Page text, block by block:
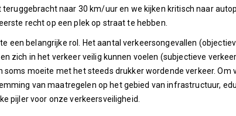
naar 30 km/uur en we kijken kritisch naar
recht op een plek op straat te hebben.
een belangrijke rol. Het aantal verkeersongevallen
zich in het verkeer veilig kunnen voelen (subjectieve
moeite met het steeds drukker wordende verkeer. Om
van maatregelen op het gebied van infrastructuur,
pijler voor onze verkeersveiligheid.